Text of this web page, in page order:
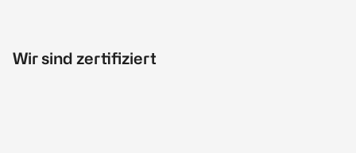
Wir sind zertifiziert